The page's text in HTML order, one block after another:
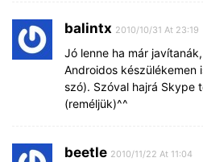
balintx 2010/10/31 At 23:19
Jó lenne ha már
Androidos készülékemen
szó). Szóval hajrá Skype
(reméljük)^^
beetle 2010/11/22 At 11:04